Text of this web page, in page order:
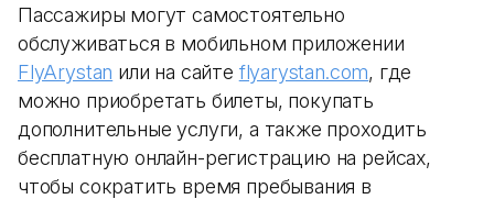
Пассажиры могут самостоятельно
обслуживаться в мобильном приложении
FlyArystan или на сайте flyarystan.com, где
можно приобретать билеты, покупать
дополнительные услуги, а также проходить
бесплатную онлайн-регистрацию на рейсах,
чтобы сократить время пребывания в